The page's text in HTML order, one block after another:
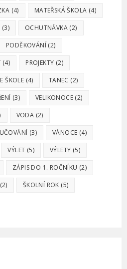
(4) MATEŘSKÁ ŠKOLA (4)
(3) OCHUTNÁVKA (2)
PODĚKOVÁNÍ (2)
(4) PROJEKTY (2)
ŠKOLE (4) TANEC (2)
(3) VELIKONOCE (2)
VODA (2)
(3) VÁNOCE (4)
VÝLET (5) VÝLETY (5)
ZÁPIS DO 1. ROČNÍKU (2)
(2) ŠKOLNÍ ROK (5)